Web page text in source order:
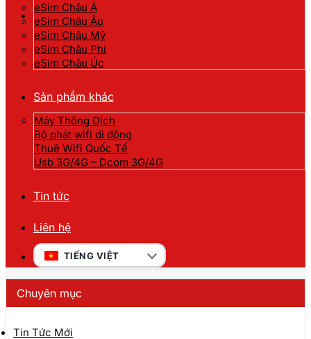
eSim Châu Á
eSim Châu Âu
eSim Châu Mỹ
eSim Châu Phi
eSim Châu Úc
Sản phẩm khác
Máy Thông Dịch
Bộ phát wifi di động
Thuê Wifi Quốc Tế
Usb 3G/4G – Dcom 3G/4G
Tin tức
Liên hệ
TIẾNG VIỆT
Chuyên mục
Tin Tức Mới